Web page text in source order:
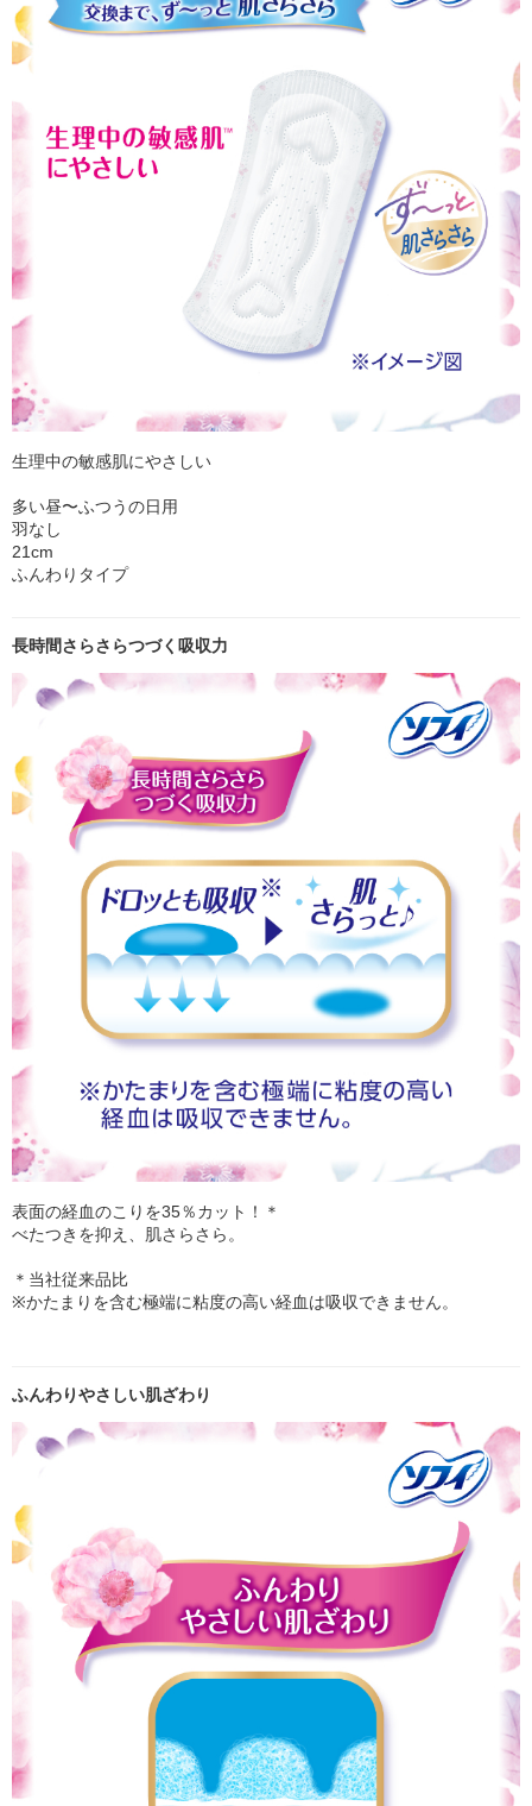
生理中の敏感肌にやさしい
多い昼〜ふつうの日用
羽なし
21cm
ふんわりタイプ
長時間さらさらつづく吸収力
表面の経血のこりを35％カット！＊
べたつきを抑え、肌さらさら。
＊当社従来品比
※かたまりを含む極端に粘度の高い経血は吸収できません。
ふんわりやさしい肌ざわり